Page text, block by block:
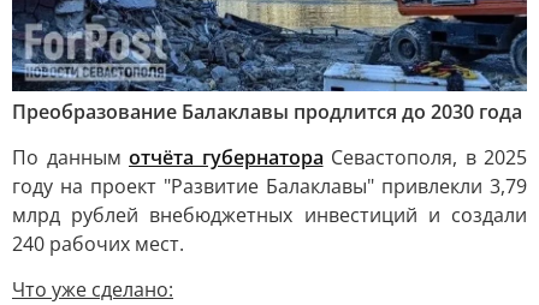
Преобразование Балаклавы продлится до 2030 года
По данным отчёта губернатора Севастополя, в 2025
году на проект "Развитие Балаклавы" привлекли 3,79
млрд рублей внебюджетных инвестиций и создали
240 рабочих мест.
Что уже сделано: